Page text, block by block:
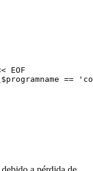
EOF
==